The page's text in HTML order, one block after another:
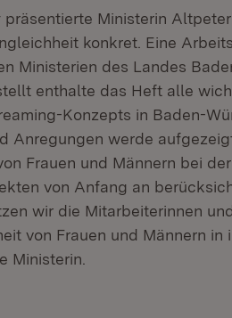
präsentierte Ministerin
konkret. Eine
Ministerien des Landes
enthalte das Heft alle
Konzepts in Baden-
Anregungen werde
Frauen und Männern bei
von Anfang an
wir die Mitarbeiterinnen
von Frauen und Männern
Ministerin.